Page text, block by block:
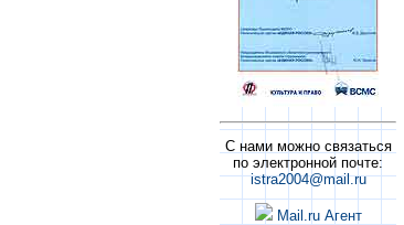
С нами можно связаться
по электронной почте:
istra2004@mail.ru
Mail.ru Агент